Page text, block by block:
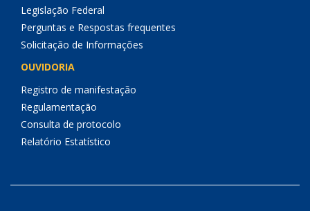
Legislação Federal
Perguntas e Respostas frequentes
Solicitação de Informações
OUVIDORIA
Registro de manifestação
Regulamentação
Consulta de protocolo
Relatório Estatístico